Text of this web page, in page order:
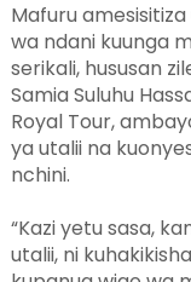
Mafuru
wa ndani kuunga
serikali, hususan
Samia Suluhu
Royal Tour,
ya utalii na
nchini.
“Kazi yetu sasa,
utalii, ni